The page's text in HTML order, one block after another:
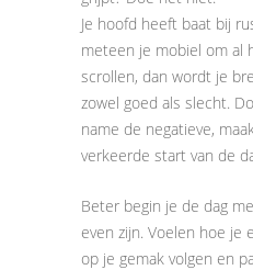
Je hoofd heeft baat bij
meteen je mobiel om al
scrollen, dan wordt je
zowel goed als slecht.
name de negatieve,
verkeerde start van de
Beter begin je de dag
even zijn. Voelen hoe je
op je gemak volgen en